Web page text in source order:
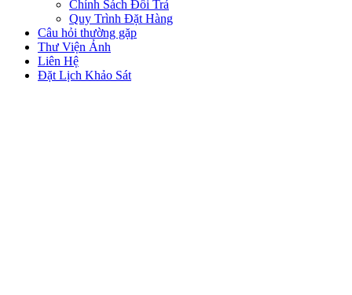
Chính Sách Đổi Trả
Quy Trình Đặt Hàng
Câu hỏi thường gặp
Thư Viện Ảnh
Liên Hệ
Đặt Lịch Khảo Sát